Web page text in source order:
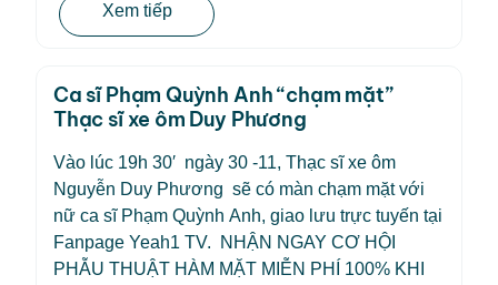
Xem tiếp
Ca sĩ Phạm Quỳnh Anh “chạm mặt”
Thạc sĩ xe ôm Duy Phương
Vào lúc 19h 30′ ngày 30 -11, Thạc sĩ xe ôm
Nguyễn Duy Phương sẽ có màn chạm mặt với
nữ ca sĩ Phạm Quỳnh Anh, giao lưu trực tuyến tại
Fanpage Yeah1 TV. NHẬN NGAY CƠ HỘI
PHẪU THUẬT HÀM MẶT MIỄN PHÍ 100% KHI